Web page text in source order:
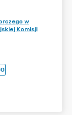
w
Komisji